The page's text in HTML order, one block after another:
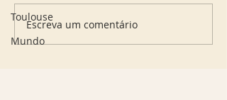
Toulouse
Mundo
Onde comer em São
Paulo: Paparoto
Escreva um comentário